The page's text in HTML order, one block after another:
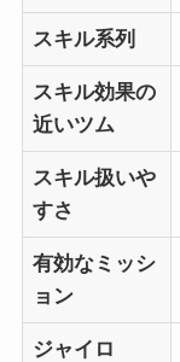
スキル系列
スキル効果の
近いツム
スキル扱いや
すさ
有効なミッシ
ョン
ジャイロ